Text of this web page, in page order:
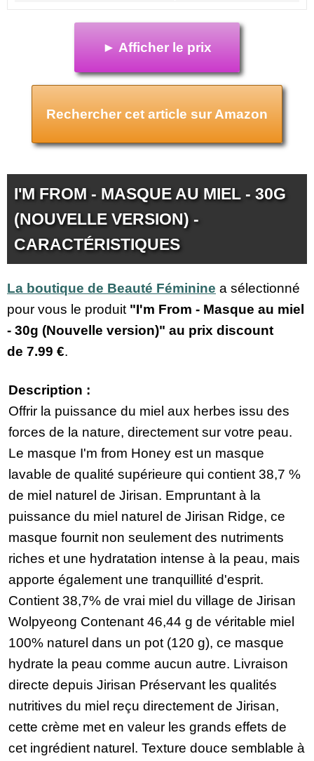
► Afficher le prix
Rechercher cet article sur Amazon
I'M FROM - MASQUE AU MIEL - 30G
(NOUVELLE VERSION) -
CARACTÉRISTIQUES
La boutique de Beauté Féminine a sélectionné
pour vous le produit "I'm From - Masque au miel
- 30g (Nouvelle version)" au prix discount
de 7.99 €.
Description :
Offrir la puissance du miel aux herbes issu des
forces de la nature, directement sur votre peau.
Le masque I'm from Honey est un masque
lavable de qualité supérieure qui contient 38,7 %
de miel naturel de Jirisan. Empruntant à la
puissance du miel naturel de Jirisan Ridge, ce
masque fournit non seulement des nutriments
riches et une hydratation intense à la peau, mais
apporte également une tranquillité d'esprit.
Contient 38,7% de vrai miel du village de Jirisan
Wolpyeong Contenant 46,44 g de véritable miel
100% naturel dans un pot (120 g), ce masque
hydrate la peau comme aucun autre. Livraison
directe depuis Jirisan Préservant les qualités
nutritives du miel reçu directement de Jirisan,
cette crème met en valeur les grands effets de
cet ingrédient naturel. Texture douce semblable à